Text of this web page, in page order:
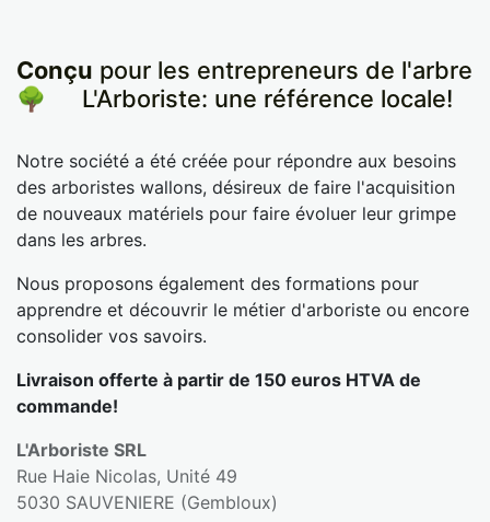
Conçu pour les entrepreneurs de l'arbre
🌳
​L'Arboriste: une référence locale!
Notre société a été créée pour répondre aux besoins
des arboristes wallons, désireux de faire l'acquisition
de nouveaux matériels pour faire évoluer leur grimpe
dans les arbres.
Nous proposons également des formations pour
apprendre et découvrir le métier d'arboriste ou encore
consolider vos savoirs.
Livraison offerte à partir de 150 euros HTVA de
commande!
L'Arboriste SRL
Rue Haie Nicolas, Unité 49
5030 SAUVENIERE (Gembloux)